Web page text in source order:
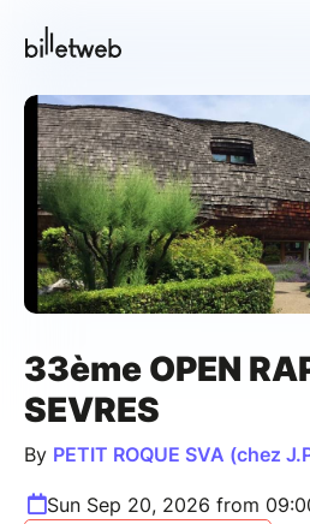
33ème OPEN
SEVRES
By PETIT ROQUE SVA (chez
Sun Sep 20, 2026 from